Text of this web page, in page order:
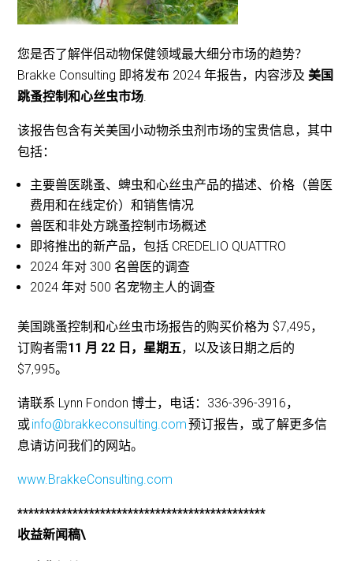
您是否了解伴侣动物保健领域最大细分市场的趋势？
Brakke Consulting 即将发布 2024 年报告，内容涉及 美国
跳蚤控制和心丝虫市场.
该报告包含有关美国小动物杀虫剂市场的宝贵信息，其中
包括：
主要兽医跳蚤、蜱虫和心丝虫产品的描述、价格（兽医
费用和在线定价）和销售情况
兽医和非处方跳蚤控制市场概述
即将推出的新产品，包括 CREDELIO QUATTRO
2024 年对 300 名兽医的调查
2024 年对 500 名宠物主人的调查
美国跳蚤控制和心丝虫市场报告的购买价格为 $7,495，
订购者需11 月 22 日，星期五，以及该日期之后的
$7,995。
请联系 Lynn Fondon 博士，电话：336-396-3916，
或info@brakkeconsulting.com预订报告，或了解更多信
息请访问我们的网站。
www.BrakkeConsulting.com
*********************************************
收益新闻稿\